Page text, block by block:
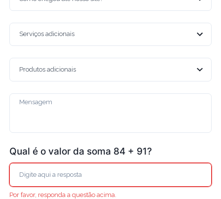
Qual é o valor da soma 84 + 91?
Por favor, responda a questão acima.